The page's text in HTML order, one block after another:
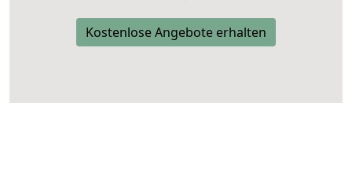
Kostenlose Angebote erhalten